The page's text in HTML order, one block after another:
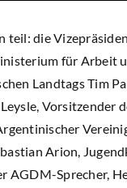
die
für Arbeit
Landtags Tim
Vorsitzender
Arion,
Sprecher,